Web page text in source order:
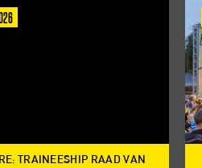
TRAINEESHIP RAAD VAN